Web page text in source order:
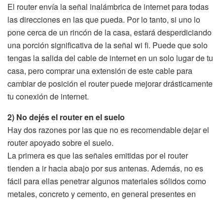
El router envía la señal inalámbrica de internet para todas
las direcciones en las que pueda. Por lo tanto, si uno lo
pone cerca de un rincón de la casa, estará desperdiciando
una porción significativa de la señal wi fi. Puede que solo
tengas la salida del cable de internet en un solo lugar de tu
casa, pero comprar una extensión de este cable para
cambiar de posición el router puede mejorar drásticamente
tu conexión de internet.
2) No dejés el router en el suelo
Hay dos razones por las que no es recomendable dejar el
router apoyado sobre el suelo.
La primera es que las señales emitidas por el router
tienden a ir hacia abajo por sus antenas. Además, no es
fácil para ellas penetrar algunos materiales sólidos como
metales, concreto y cemento, en general presentes en